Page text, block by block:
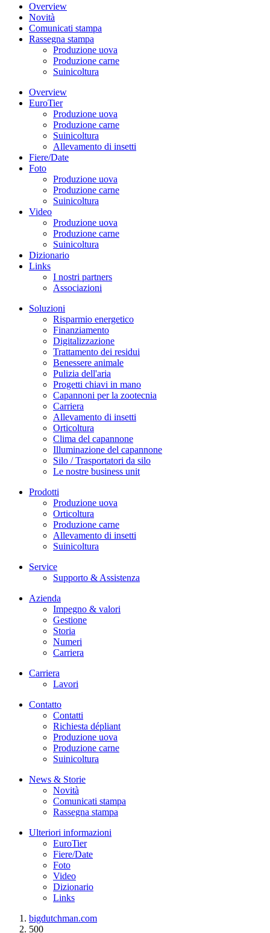
Overview
Novità
Comunicati stampa
Rassegna stampa
Produzione uova
Produzione carne
Suinicoltura
Overview
EuroTier
Produzione uova
Produzione carne
Suinicoltura
Allevamento di insetti
Fiere/Date
Foto
Produzione uova
Produzione carne
Suinicoltura
Video
Produzione uova
Produzione carne
Suinicoltura
Dizionario
Links
I nostri partners
Associazioni
Soluzioni
Risparmio energetico
Finanziamento
Digitalizzazione
Trattamento dei residui
Benessere animale
Pulizia dell'aria
Progetti chiavi in mano
Capannoni per la zootecnia
Carriera
Allevamento di insetti
Orticoltura
Clima del capannone
Illuminazione del capannone
Silo / Trasportatori da silo
Le nostre business unit
Prodotti
Produzione uova
Orticoltura
Produzione carne
Allevamento di insetti
Suinicoltura
Service
Supporto & Assistenza
Azienda
Impegno & valori
Gestione
Storia
Numeri
Carriera
Carriera
Lavori
Contatto
Contatti
Richiesta dépliant
Produzione uova
Produzione carne
Suinicoltura
News & Storie
Novità
Comunicati stampa
Rassegna stampa
Ulteriori informazioni
EuroTier
Fiere/Date
Foto
Video
Dizionario
Links
bigdutchman.com
500